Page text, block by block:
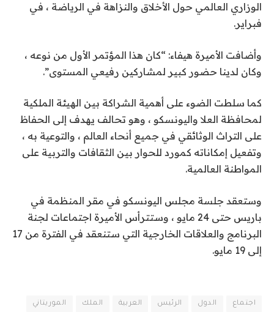
الوزاري العالمي حول الأخلاق والنزاهة في الرياضة ، في
فبراير.
وأضافت الأميرة هيفاء: “كان هذا المؤتمر الأول من نوعه ،
وكان لدينا حضور كبير لمشاركين رفيعي المستوى”.
كما سلطت الضوء على أهمية الشراكة بين الهيئة الملكية
لمحافظة العلا واليونسكو ، وهو تحالف يهدف إلى الحفاظ
على التراث الوثائقي في جميع أنحاء العالم ، والتوعية به ،
وتفعيل إمكاناته كمورد للحوار بين الثقافات والتربية على
المواطنة العالمية.
وستعقد جلسة مجلس اليونسكو في مقر المنظمة في
باريس حتى 24 مايو ، وستترأس الأميرة اجتماعات لجنة
البرنامج والعلاقات الخارجية التي ستنعقد في الفترة من 17
إلى 19 مايو.
اجتماع الدول الرئيس العربية الملك الموريتاني